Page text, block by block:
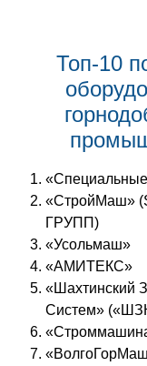
Топ-10
«СтройМаш»
ГРУПП)
«Усольмаш»
«АМИТЕКС»
«Шахтинский
Систем»